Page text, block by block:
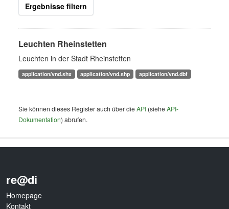
Ergebnisse filtern
Leuchten Rheinstetten
Leuchten in der Stadt Rheinstetten
application/vnd.shx application/vnd.shp application/vnd.dbf
Sie können dieses Register auch über dieAPI (sieheAPI-
Dokumentation) abrufen.
re@di
Homepage
Kontakt